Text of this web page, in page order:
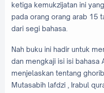
ketiga kemukzijatan ini
pada orang orang arab 15
dari segi bahasa.
Nah buku ini hadir untuk
dan mengkaji isi isi bahasa
menjelaskan tentang
Mutasabih lafdzi , Irabul